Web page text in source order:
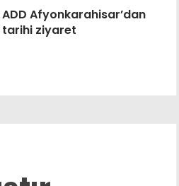
ADD Afyonkarahisar’dan
tarihi ziyaret